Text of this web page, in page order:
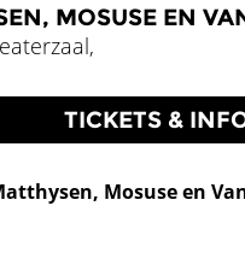
MOSUSE EN
TICKETS &